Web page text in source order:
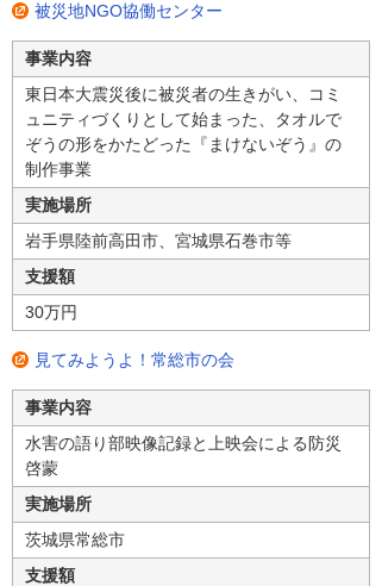
被災地NGO協働センター
事業内容
東日本大震災後に被災者の生きがい、コミ
ュニティづくりとして始まった、タオルで
ぞうの形をかたどった『まけないぞう』の
制作事業
実施場所
岩手県陸前高田市、宮城県石巻市等
支援額
30万円
見てみようよ！常総市の会
事業内容
水害の語り部映像記録と上映会による防災
啓蒙
実施場所
茨城県常総市
支援額